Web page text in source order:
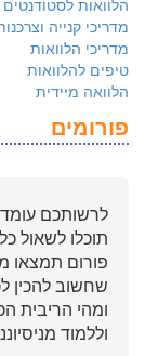
הלוואות לסטודנטים
מדריכי קנייה
מדריכי הלוואות
טיפים להלוואות
הלוואה מיידית
פורומים
לרשותכם
תוכלו לשאול
פורום תמצאו
שחשוב להכין
ומהי הריבית
וללמוד